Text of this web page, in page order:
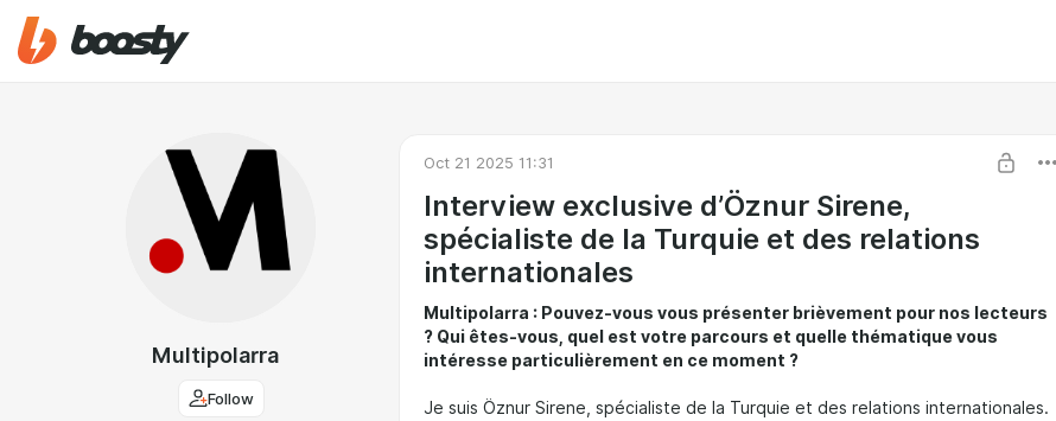
Multipolarra
Follow
Oct 21 2025 11:31
Interview exclusive d’Öznur Sirene,
spécialiste de la Turquie et des relations
internationales
Multipolarra : Pouvez-vous vous présenter brièvement pour nos lecteurs
? Qui êtes-vous, quel est votre parcours et quelle thématique vous
intéresse particulièrement en ce moment ?
Je suis Öznur Sirene, spécialiste de la Turquie et des relations internationales.